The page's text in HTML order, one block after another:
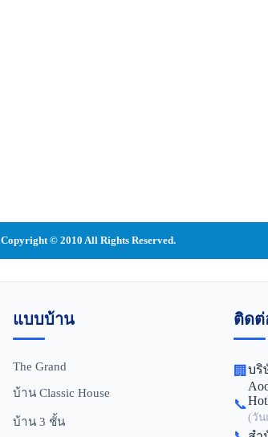
Copyright © 2010 All Rights Reserved.
แบบบ้าน
The Grand
บ้าน Classic House
บ้าน 3 ชั้น
ติดต่
🏢 บริ
📞
(วัน